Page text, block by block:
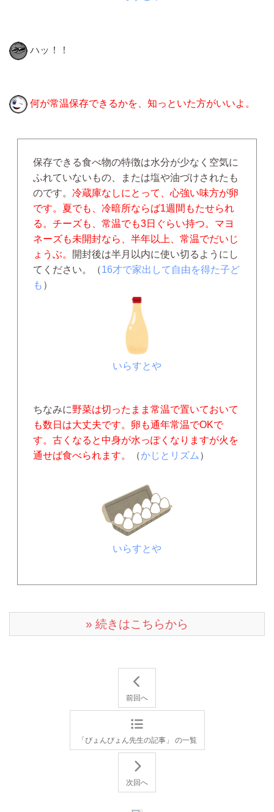
ハッ！！
何が常温保存できるかを、知っといた方がいいよ。
保存できる食べ物の特徴は水分が少なく空気に
ふれていないもの、または塩や油づけされたも
のです。 冷蔵庫なしにとって、心強い味方が卵
です。夏でも、冷暗所ならば1週間もたせられ
る。チーズも、常温でも3日ぐらい持つ。マヨ
ネーズも未開封なら、半年以上、常温でだいじ
ょうぶ。
開封後は半月以内に使い切るようにし
てください。（16才で家出して自由を得た子ど
も ）
いらすとや
ちなみに野菜は切ったまま常温で置いておいて
も数日は大丈夫です。卵も通年常温でOKで
す。古くなると中身が水っぽくなりますが火を
通せば食べられます。
（かじとリズム ）
いらすとや
» 続きはこちらから
前回へ
「ぴょんぴょん先生の記事」 の一覧
次回へ